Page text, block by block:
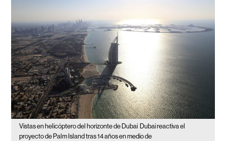
Vistas en helicóptero del horizonte de Dubai Dubai reactiva el
proyecto de Palm Island tras 14 años en medio de